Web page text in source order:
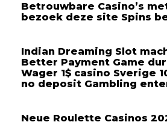
Betrouwbare Casino’s
bezoek deze site Spins
Indian Dreaming Slot
Better Payment Game
Wager 1$ casino Sverige
no deposit Gambling
Neue Roulette Casinos